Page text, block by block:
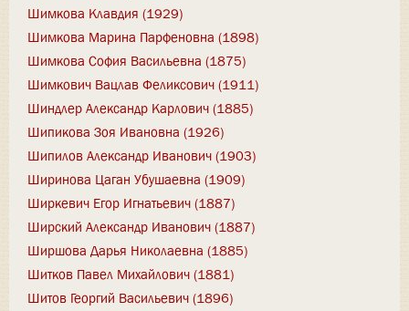
Шимкова Клавдия (1929)
Шимкова Марина Парфеновна (1898)
Шимкова София Васильевна (1875)
Шимкович Вацлав Феликсович (1911)
Шиндлер Александр Карлович (1885)
Шипикова Зоя Ивановна (1926)
Шипилов Александр Иванович (1903)
Ширинова Цаган Убушаевна (1909)
Ширкевич Егор Игнатьевич (1887)
Ширский Александр Иванович (1887)
Ширшова Дарья Николаевна (1885)
Шитков Павел Михайлович (1881)
Шитов Георгий Васильевич (1896)